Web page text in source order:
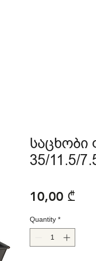
35/11.5/
10,00 ₾
Quantity *